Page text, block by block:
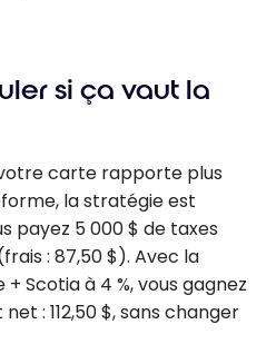
si ça vaut la
carte rapporte plus
la stratégie est
payez 5 000 $ de taxes
: 87,50 $). Avec la
Scotia à 4 %, vous gagnez
: 112,50 $, sans changer